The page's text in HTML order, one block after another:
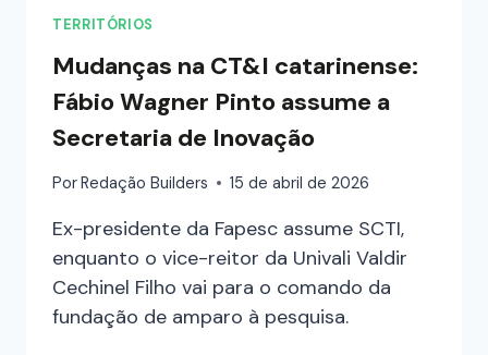
TERRITÓRIOS
Mudanças na CT&I catarinense:
Fábio Wagner Pinto assume a
Secretaria de Inovação
PorRedação Builders 15 de abril de 2026
Ex-presidente da Fapesc assume SCTI,
enquanto o vice-reitor da Univali Valdir
Cechinel Filho vai para o comando da
fundação de amparo à pesquisa.